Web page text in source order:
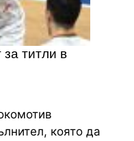
титли в
която да